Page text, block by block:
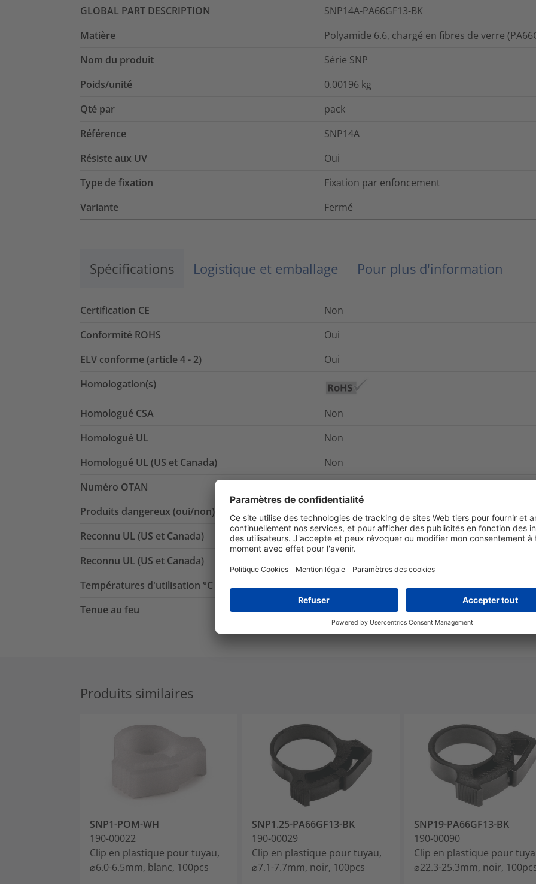
GLOBAL PART DESCRIPTION
SNP14A-PA66GF13-BK
Matière
Polyamide 6.6, chargé en fibres de verre
Nom du produit
Série SNP
Poids/unité
0.00196 kg
Qté par
pack
Référence
SNP14A
Résiste aux UV
Oui
Type de fixation
Fixation par enfoncement
Variante
Fermé
Spécifications Logistique et emballage Pour plus d'information
Certification CE
Non
Conformité ROHS
Oui
ELV conforme (article 4 - 2)
Oui
Homologation(s)
Homologué CSA
Non
Homologué UL
Non
Homologué UL (US et Canada)
Non
Numéro OTAN
Produits dangereux (oui/non)
Non
Reconnu UL (US et Canada)
Non
Reconnu UL (US et Canada)
Températures d'utilisation °C
De -40 °C à +125 °C
Tenue au feu
UL94 HB
Produits similaires
SNP1-POM-WH
190-00022
Clip en plastique pour tuyau,
⌀6.0-6.5mm, blanc, 100pcs
SNP1.25-PA66GF13-BK
190-00029
Clip en plastique pour tuyau,
⌀7.1-7.7mm, noir, 100pcs
SNP19-PA66GF13-BK
190-00090
Clip en plastique pour
⌀22.3-25.3mm, noir,